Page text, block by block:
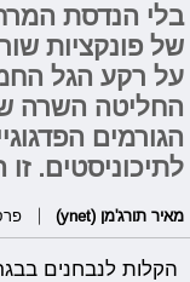
על רקע הגל
החליטה השרה
הגורמים
לתיכוניסטים.
מאיר תורג'מן (ynet) פרסום
הקלות לנבחנים